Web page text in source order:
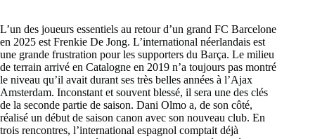
L’un des joueurs essentiels au retour d’un grand FC Barcelone
en 2025 est Frenkie De Jong. L’international néerlandais est
une grande frustration pour les supporters du Barça. Le milieu
de terrain arrivé en Catalogne en 2019 n’a toujours pas montré
le niveau qu’il avait durant ses très belles années à l’Ajax
Amsterdam. Inconstant et souvent blessé, il sera une des clés
de la seconde partie de saison. Dani Olmo a, de son côté,
réalisé un début de saison canon avec son nouveau club. En
trois rencontres, l’international espagnol comptait déjà